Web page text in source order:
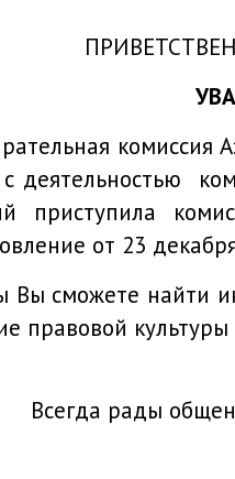
комиссия
с деятельностью
приступила
от 23
найти
правовой
Всегда рады